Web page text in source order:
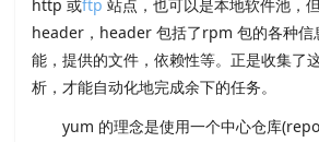
http 或ftp 站点，也可以是本地软件池，
header，header 包括了rpm 包的各种信
能，提供的文件，依赖性等。正是收集了
析，才能自动化地完成余下的任务。
yum 的理念是使用一个中心仓库